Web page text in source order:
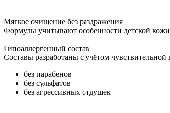
Мягкое очищение без раздражения
Формулы учитывают особенности детской
Гипоаллергенный состав
Составы разработаны с учётом
без парабенов
без сульфатов
без агрессивных отдушек